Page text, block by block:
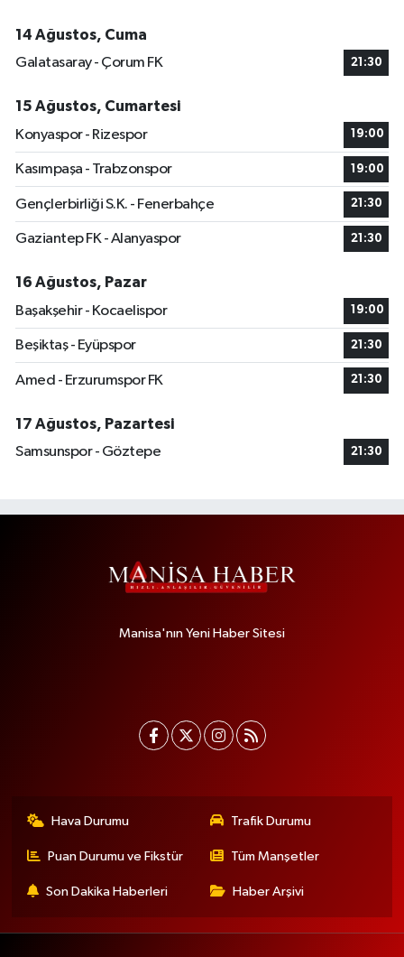
14 Ağustos, Cuma
Galatasaray - Çorum FK
21:30
15 Ağustos, Cumartesi
Konyaspor - Rizespor
19:00
Kasımpaşa - Trabzonspor 19:00
Gençlerbirliği S.K. - Fenerbahçe 21:30
Gaziantep FK - Alanyaspor 21:30
16 Ağustos, Pazar
Başakşehir - Kocaelispor
19:00
Beşiktaş - Eyüpspor 21:30
Amed - Erzurumspor FK 21:30
17 Ağustos, Pazartesi
Samsunspor - Göztepe
21:30
Manisa'nın Yeni Haber Sitesi
Hava Durumu Trafik Durumu
Puan Durumu ve Fikstür Tüm Manşetler
Son Dakika Haberleri Haber Arşivi